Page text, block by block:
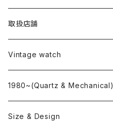
取扱店舗
L o'clock
"delve"
Vintage watch
海外ブランド
OMEGA
国産ブランド
1980~(Quartz & Mechanical)
Size & Design